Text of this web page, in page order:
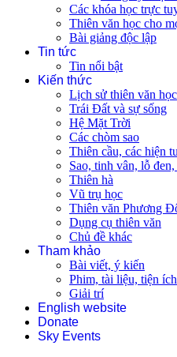
Các khóa học trực
Thiên văn học cho
Bài giảng độc lập
Tin tức
Tin nổi bật
Kiến thức
Lịch sử thiên văn học
Trái Đất và sự sống
Hệ Mặt Trời
Các chòm sao
Thiên cầu, các hiện
Sao, tinh vân, lỗ đen,
Thiên hà
Vũ trụ học
Thiên văn Phương
Dụng cụ thiên văn
Chủ đề khác
Tham khảo
Bài viết, ý kiến
Phim, tài liệu, tiện ích
Giải trí
English website
Donate
Sky Events